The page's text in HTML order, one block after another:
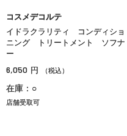
コスメデコルテ
イドラクラリティ コンディショ
ニング トリートメント ソフナ
ー
6,050 円 （税込）
在庫：○
店舗受取可